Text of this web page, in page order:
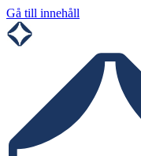
Gå till innehåll